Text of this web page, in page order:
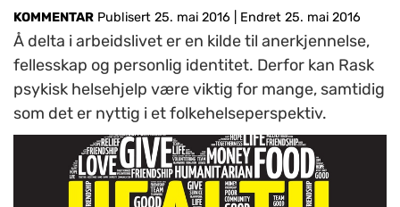
KOMMENTAR Publisert 25. mai 2016 Endret 25. mai 2016
Å delta i arbeidslivet er en kilde til anerkjennelse,
fellesskap og personlig identitet. Derfor kan Rask
psykisk helsehjelp være viktig for mange, samtidig
som det er nyttig i et folkehelseperspektiv.